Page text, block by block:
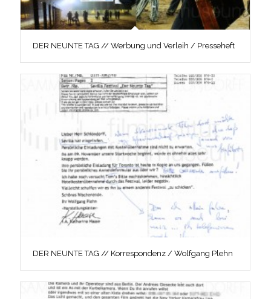
DER NEUNTE TAG // Werbung und Verleih / Presseheft
DER NEUNTE TAG // Korrespondenz / Wolfgang Plehn